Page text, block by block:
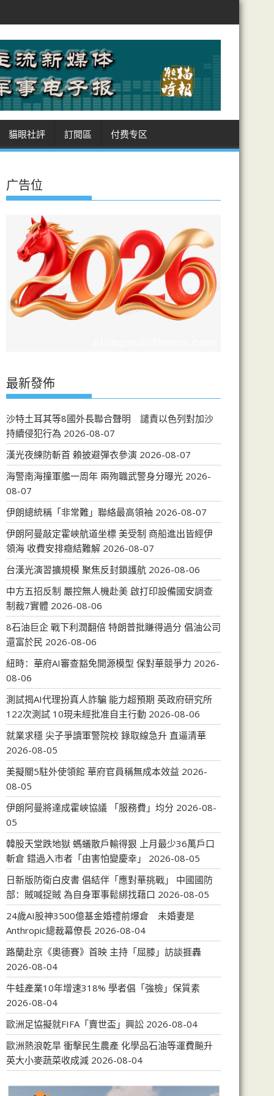
貓眼社評 訂閲區 付费专区
广告位
最新發佈
沙特土耳其等8國外長聯合聲明 譴責以色列對加沙
持續侵犯行為 2026-08-07
漢光夜練防斬首 賴披避彈衣參演 2026-08-07
海警南海撞軍艦一周年 兩殉職武警身分曝光 2026-
08-07
伊朗總統稱「非常難」聯絡最高領袖 2026-08-07
伊朗阿曼敲定霍峽航道坐標 美受制 商船進出皆經伊
領海 收費安排癥結難解 2026-08-07
台漢光演習擴規模 聚焦反封鎖護航 2026-08-06
中方五招反制 嚴控無人機赴美 啟打印設備國安調查
制裁7實體 2026-08-06
8石油巨企 戰下利潤翻倍 特朗普批賺得過分 倡油公司
還富於民 2026-08-06
紐時：華府AI審查豁免開源模型 保對華競爭力 2026-
08-06
測試揭AI代理扮真人詐騙 能力超預期 英政府研究所
122次測試 10現未經批准自主行動 2026-08-06
就業求穩 尖子爭讀軍警院校 錄取線急升 直逼清華
2026-08-05
美擬關5駐外使領館 華府官員稱無成本效益 2026-
08-05
伊朗阿曼將達成霍峽協議 「服務費」均分 2026-08-
05
韓股天堂跌地獄 螞蟻散戶輸得狠 上月最少36萬戶口
斬倉 錯過入市者「由害怕變慶幸」
2026-08-05
日新版防衛白皮書 倡結伴「應對華挑戰」 中國國防
部：賊喊捉賊 為自身軍事鬆綁找藉口 2026-08-05
24歲AI股神3500億基金婚禮前爆倉 未婚妻是
Anthropic總裁幕僚長 2026-08-04
路蘭赴京《奧德賽》首映 主持「屈膝」訪談捱轟
2026-08-04
牛蛙產業10年增速318% 學者倡「強檢」保質素
2026-08-04
歐洲足協擬就FIFA「賣世盃」興訟 2026-08-04
歐洲熱浪乾旱 衝擊民生農產 化學品石油等運費飈升
英大小麥蔬菜收成減 2026-08-04